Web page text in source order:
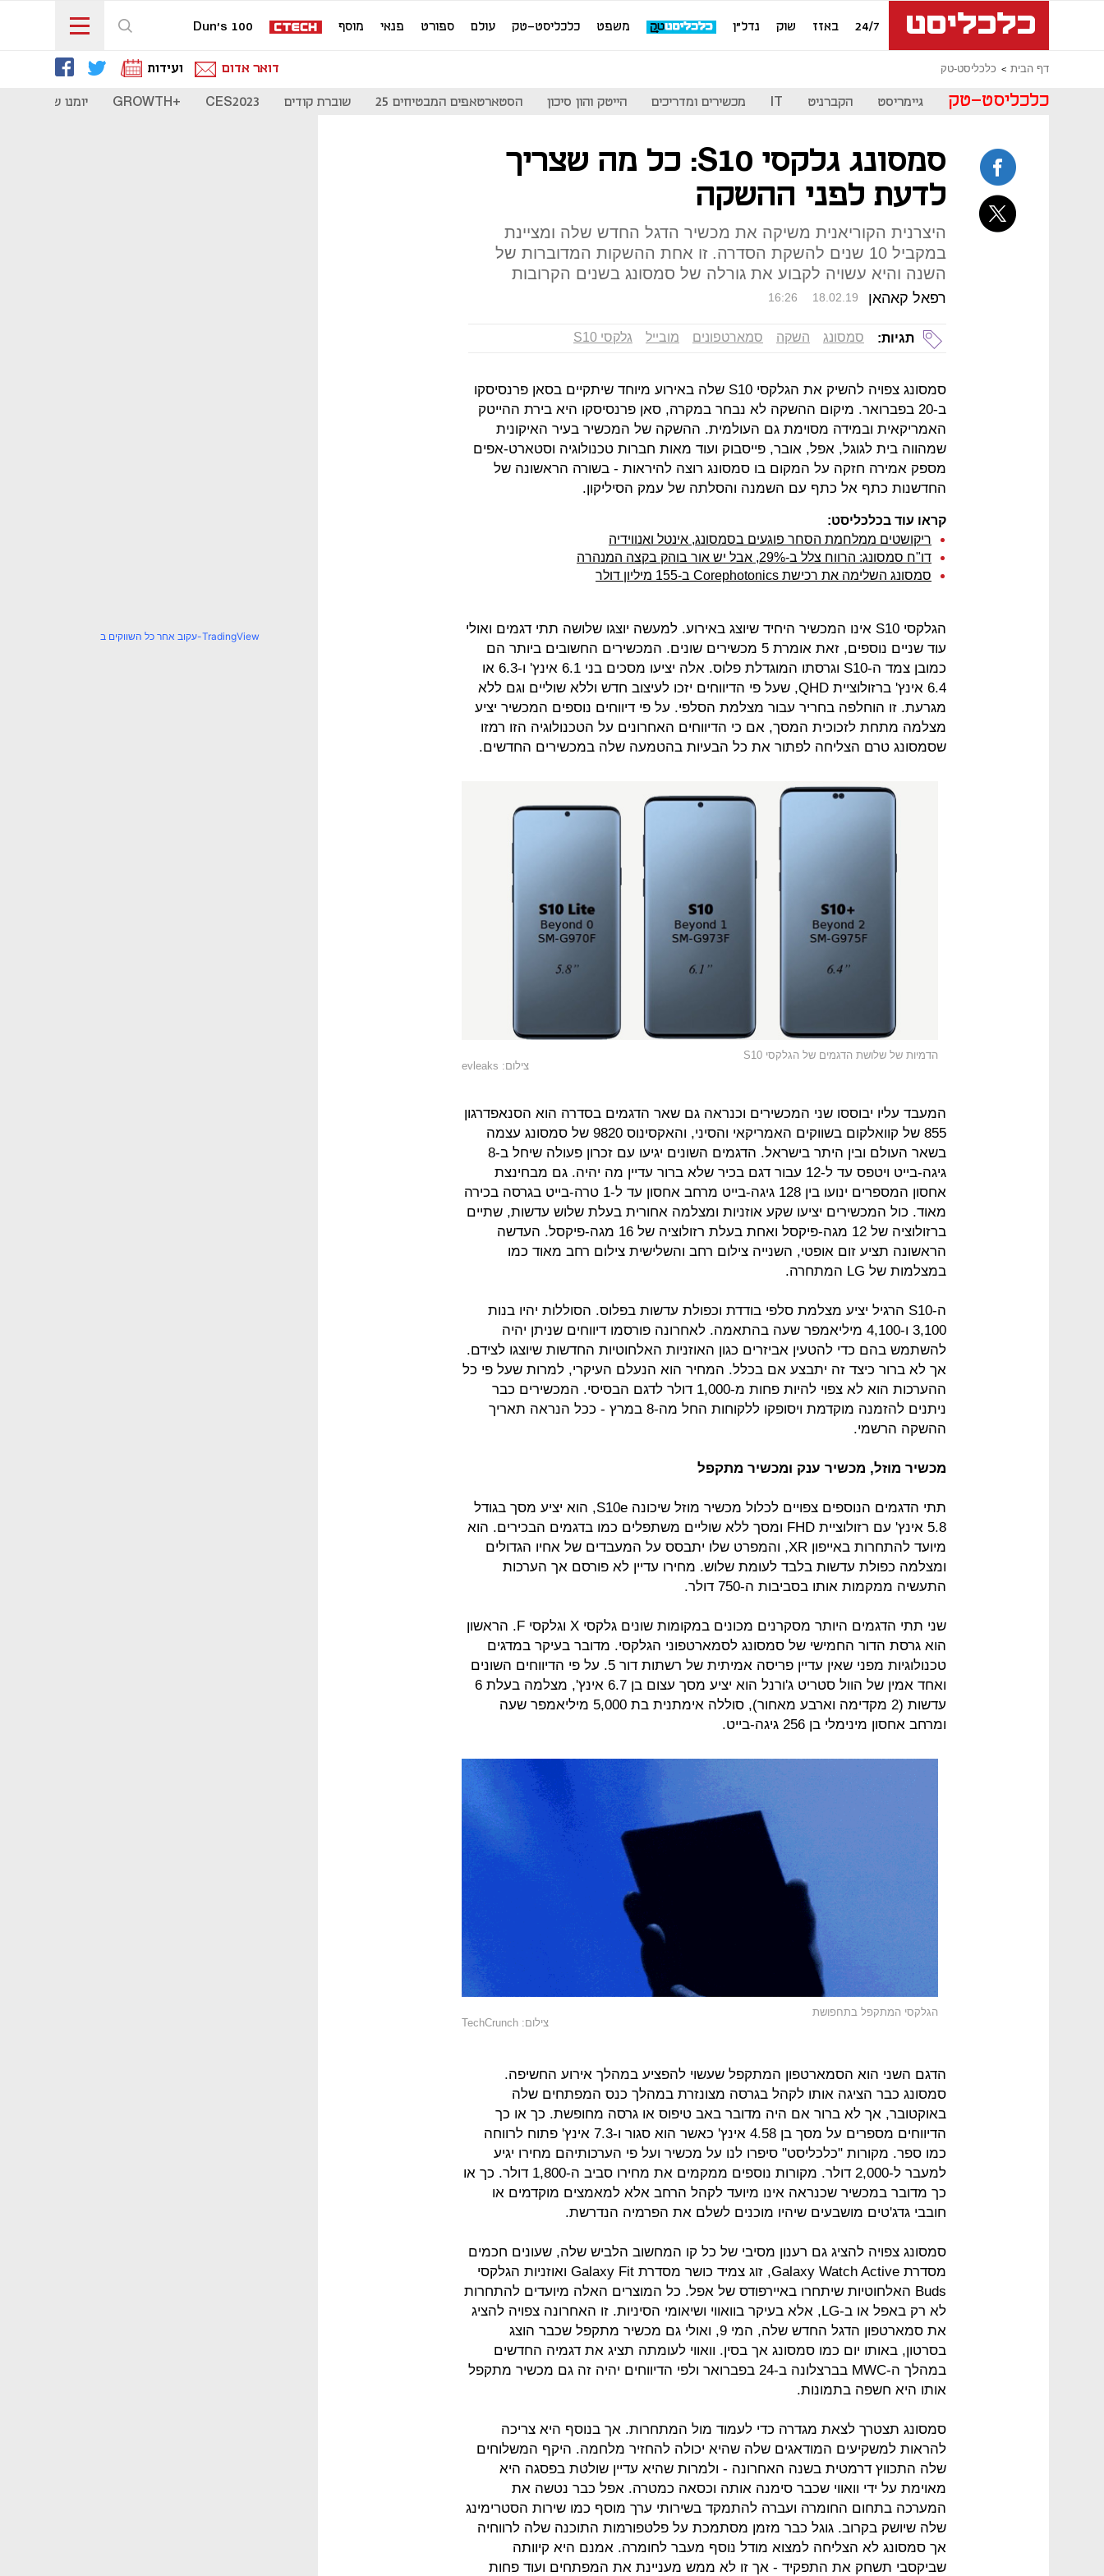
24/7 באזז שוק נדל"ן משפט כלכליסט-טק עולם ספורט פנאי מוסף Dun's 100
דף הבית כלכליסט-טק דואר אדום ועידות
כלכליסט-טק גיימריסט הקברניט IT מכשירים ומדריכים הייטק והון סיכון הסטארטאפים המבטיחים 25 שוברת קודים CES2023
+GROWTH יומנו של
סמסונג גלקסי S10: כל מה שצריך
לדעת לפני ההשקה
היצרנית הקוריאנית משיקה את מכשיר הדגל החדש שלה ומציינת
במקביל 10 שנים להשקת הסדרה. זו אחת ההשקות המדוברות של
השנה והיא עשויה לקבוע את גורלה של סמסונג בשנים הקרובות
רפאל קאהאן 16:26 18.02.19
תגיות: סמסונג השקה סמארטפונים מובייל גלקסי S10
סמסונג צפויה להשיק את הגלקסי S10 שלה באירוע מיוחד שיתקיים בסאן פרנסיסקו
ב-20 בפברואר. מיקום ההשקה לא נבחר במקרה, סאן פרנסיסקו היא בירת ההייטק
האמריקאית ובמידה מסוימת גם העולמית. ההשקה של המכשיר בעיר האיקונית
שמהווה בית לגוגל, אפל, אובר, פייסבוק ועוד מאות חברות טכנולוגיה וסטארט-אפים
מספק אמירה חזקה על המקום בו סמסונג רוצה להיראות - בשורה הראשונה של
החדשנות כתף אל כתף עם השמנה והסלתה של עמק הסיליקון.
קראו עוד בכלכליסט:
ריקושטים ממלחמת הסחר פוגעים בסמסונג, אינטל ואנווידיה
דו"ח סמסונג: הרווח צלל ב-29%, אבל יש אור בוהק בקצה המנהרה
סמסונג השלימה את רכישת Corephotonics ב-155 מיליון דולר
הגלקסי S10 אינו המכשיר היחיד שיוצג באירוע. למעשה יוצגו שלושה תתי דגמים ואולי
עוד שניים נוספים, זאת אומרת 5 מכשירים שונים. המכשירים החשובים ביותר הם
כמובן צמד ה-S10 וגרסתו המוגדלת פלוס. אלה יציעו מסכים בני 6.1 אינץ' ו-6.3 או
6.4 אינץ' ברזולוציית QHD, שעל פי הדיווחים יזכו לעיצוב חדש וללא שוליים וגם ללא
מגרעת. זו הוחלפה בחריר עבור מצלמת הסלפי. על פי דיווחים נוספים המכשיר יציע
מצלמה מתחת לזכוכית המסך, אם כי הדיווחים האחרונים על הטכנולוגיה הזו רמזו
שסמסונג טרם הצליחה לפתור את כל הבעיות בהטמעה שלה במכשירים החדשים.
הדמיות של שלושת הדגמים של הגלקסי S10
צילום: evleaks
המעבד עליו יבוססו שני המכשירים וכנראה גם שאר הדגמים בסדרה הוא הסנאפדרגון
855 של קוואלקום בשווקים האמריקאי והסיני, והאקסינוס 9820 של סמסונג עצמה
בשאר העולם ובין היתר בישראל. הדגמים השונים יגיעו עם זכרון פעולה שיחל ב-8
גיגה-בייט ויטפס עד ל-12 עבור דגם בכיר שלא ברור עדיין מה יהיה. גם מבחינצת
אחסון המספרים ינועו בין 128 גיגה-בייט מרחב אחסון עד ל-1 טרה-בייט בגרסה בכירה
מאוד. כול המכשירים יציעו שקע אוזניות ומצלמה אחורית בעלת שלוש עדשות, שתיים
ברזולוציה של 12 מגה-פיקסל ואחת בעלת רזולוציה של 16 מגה-פיקסל. העדשה
הראשונה תציע זום אופטי, השנייה צילום רחב והשלישית צילום רחב מאוד כמו
במצלמות של LG המתחרה.
ה-S10 הרגיל יציע מצלמת סלפי בודדת וכפולת עדשות בפלוס. הסוללות יהיו בנות
3,100 ו-4,100 מיליאמפר שעה בהתאמה. לאחרונה פורסמו דיווחים שניתן יהיה
להשתמש בהם כדי להטעין אביזרים כגון האוזניות האלחוטיות החדשות שיוצגו לצידם.
אך לא ברור כיצד זה יתבצע אם בכלל. המחיר הוא הנעלם העיקרי, למרות שעל פי כל
ההערכות הוא לא צפוי להיות פחות מ-1,000 דולר לדגם הבסיסי. המכשירים כבר
ניתנים להזמנה מוקדמת ויסופקו ללקוחות החל מה-8 במרץ - ככל הנראה תאריך
ההשקה הרשמי.
מכשיר מוזל, מכשיר ענק ומכשיר מתקפל
תתי הדגמים הנוספים צפויים לכלול מכשיר מוזל שיכונה S10e, הוא יציע מסך בגודל
5.8 אינץ' עם רזולוציית FHD ומסך ללא שוליים משתפלים כמו בדגמים הבכירים. הוא
מיועד להתחרות באייפון XR, והמפרט שלו יתבסס על המעבדים של אחיו הגדולים
ומצלמה כפולת עדשות בלבד לעומת שלוש. מחירו עדיין לא פורסם אך הערכות
התעשיה ממקמות אותו בסביבות ה-750 דולר.
שני תתי הדגמים היותר מסקרנים מכונים במקומות שונים גלקסי X וגלקסי F. הראשון
הוא גרסת הדור החמישי של סמסונג לסמארטפוני הגלקסי. מדובר בעיקר במדגים
טכנולוגיות מפני שאין עדיין פריסה אמיתית של רשתות דור 5. על פי הדיווחים השונים
ואחד אמין של הוול סטריט ג'ורנל הוא יציע מסך עצום בן 6.7 אינץ', מצלמה בעלת 6
עדשות (2 מקדימה וארבע מאחור), סוללה אימתנית בת 5,000 מיליאמפר שעה
ומרחב אחסון מינימלי בן 256 גיגה-בייט.
הגלקסי המתקפל בתחפושת
צילום: TechCrunch
הדגם השני הוא הסמארטפון המתקפל שעשוי להפציע במהלך אירוע החשיפה.
סמסונג כבר הציגה אותו לקהל בגרסה מצונזרת במהלך כנס המפתחים שלה
באוקטובר, אך לא ברור אם היה מדובר באב טיפוס או גרסה מחופשת. כך או כך
הדיווחים מספרים על מסך בן 4.58 אינץ' כאשר הוא סגור ו-7.3 אינץ' פתוח לרווחה
כמו ספר. מקורות "כלכליסט" סיפרו לנו על מכשיר ועל פי הערכותיהם מחירו יגיע
למעבר ל-2,000 דולר. מקורות נוספים ממקמים את מחירו סביב ה-1,800 דולר. כך או
כך מדובר במכשיר שכנראה אינו מיועד לקהל הרחב אלא למאמצים מוקדמים או
חובבי גדג'טים מושבעים שיהיו מוכנים לשלם את הפרמיה הנדרשת.
סמסונג צפויה להציג גם רענון מסיבי של כל קו המחשוב הלביש שלה, שעונים חכמים
מסדרת Galaxy Watch Active, זוג צמיד כושר מסדרת Galaxy Fit ואוזניות הגלקסי
Buds האלחוטיות שיתחרו באיירפודס של אפל. כל המוצרים האלה מיועדים להתחרות
לא רק באפל או ב-LG, אלא בעיקר בוואווי ושיאומי הסיניות. זו האחרונה צפויה להציג
את סמארטפון הדגל החדש שלה, המי 9, ואולי גם מכשיר מתקפל שכבר הוצג
בסרטון, באותו יום כמו סמסונג אך בסין. וואווי לעומתה תציג את דגמיה החדשים
במהלך ה-MWC בברצלונה ב-24 בפברואר ולפי הדיווחים יהיה זה גם מכשיר מתקפל
אותו היא חשפה בתמונות.
סמסונג תצטרך לצאת מגדרה כדי לעמוד מול המתחרות. אך בנוסף היא צריכה
להראות למשקיעים המודאגים שלה שהיא יכולה להחזיר מלחמה. היקף המשלוחים
שלה התכווץ דרמטית בשנה האחרונה - ולמרות שהיא עדיין שולטת בפסגה היא
מאוימת על ידי וואווי שכבר סימנה אותה וכסאה כמטרה. אפל כבר נטשה את
המערכה בתחום החומרה ועברה להתמקד בשירותי ערך מוסף כמו שירות הסטרימינג
שלה שיושק בקרוב. גוגל כבר מזמן מסתמכת על פלטפורמות התוכנה שלה לרווחיה
אך סמסונג לא הצליחה למצוא מודל נוסף מעבר לחומרה. אמנם היא קיוותה
שביקסבי תשחק את התפקיד - אך זו לא ממש מעניינת את המפתחים ועוד פחות
עקוב אחר כל השווקים ב-TradingView